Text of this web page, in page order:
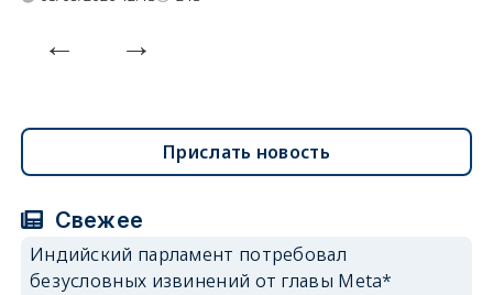
Прислать новость
Свежее
Индийский парламент потребовал
безусловных извинений от главы Meta*